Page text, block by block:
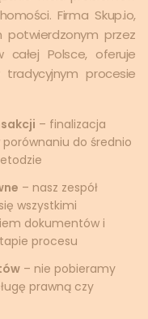
Firma Skup.io,
potwierdzonym przez
całej Polsce, oferuje
procesie
– finalizacja
do średnio
– nasz zespół
wszystkimi
dokumentów i
procesu
– nie pobieramy
prawną czy